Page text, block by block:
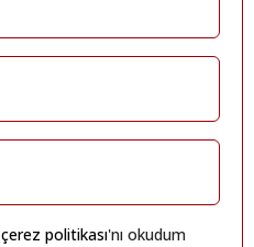
çerez politikası'nı okudum